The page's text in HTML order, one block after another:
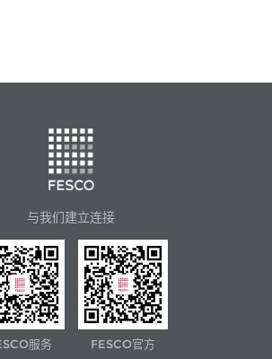
与我们建立连接
服务 FESCO官方